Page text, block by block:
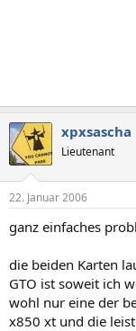
xpxsascha
Lieutenant
22. Januar 2006
ganz einfaches
die beiden Karten
GTO ist soweit ich
wohl nur eine der
x850 xt und die